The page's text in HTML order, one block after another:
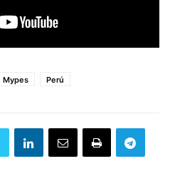
Mypes Perú